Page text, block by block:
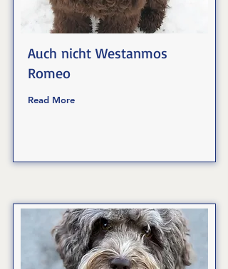
Auch nicht Westanmos
Romeo
Read More